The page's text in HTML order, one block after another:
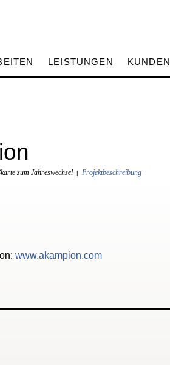
LEISTUNGEN KUNDEN
zum Jahreswechsel | Projektbeschreibung
www.akampion.com